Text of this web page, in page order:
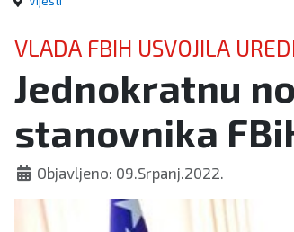
VLADA FBIH USVOJILA
CIJENA
Jednokratnu
stanovnika
Objavljeno: 09.Srpanj.2022.